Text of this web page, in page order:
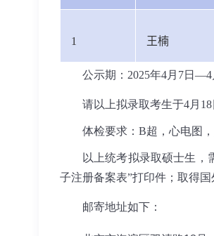
1 王楠
公示期：2025年4月7日—4
请以上拟录取考生于4月
体检要求： B超，心电图
以上统考拟录取硕士生，
子注册备案表”打印件；取得
邮寄地址如下：